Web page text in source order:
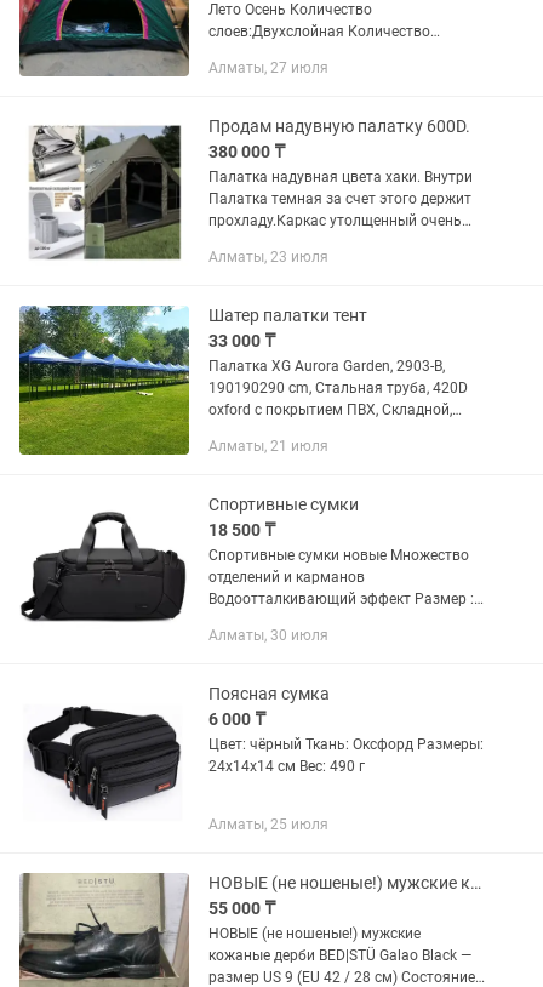
Лето Осень Количество
слоев:Двухслойная Количество
тента:Вентиляционные окна
характеристики:Вместительность:2-3...
Алматы, 27 июля
Продам надувную палатку 600D.
380 000 ₸
Палатка надувная цвета хаки. Внутри
Палатка темная за счет этого держит
прохладу.Каркас утолщенный очень
очень прочная ткань устойчивая от
Алматы, 23 июля
Шатер палатки тент
33 000 ₸
Палатка XG Aurora Garden, 2903-B,
190190290 cm, Стальная труба, 420D
oxford с покрытием ПВХ, Складной,
палатка XG Aurora Garden 2903-B
Алматы, 21 июля
Спортивные сумки
18 500 ₸
Спортивные сумки новые Множество
отделений и карманов
Водоотталкивающий эффект Размер :
Оксфорд с защитой от царапин
Алматы, 30 июля
Поясная сумка
6 000 ₸
Цвет: чёрный Ткань: Оксфорд Размеры:
24х14х14 см Вес: 490 г
Алматы, 25 июля
НОВЫЕ (не ношеные!) мужские кожаные дерби BEDST Galao Black
55 000 ₸
НОВЫЕ (не ношеные!) мужские
кожаные дерби BED|STÜ Galao Black —
размер US 9 (EU 42 / 28 см) Состояние